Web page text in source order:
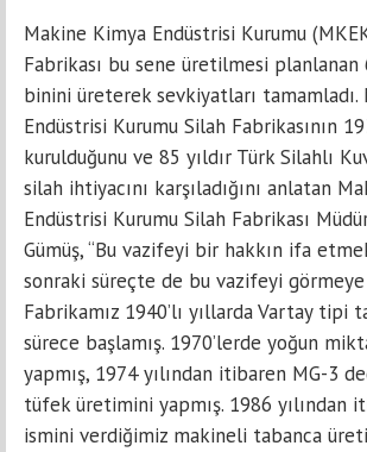
Makine Kimya Endüstrisi Kurumu
Fabrikası bu sene üretilmesi planlanan
binini üreterek sevkiyatları tamamladı.
Endüstrisi Kurumu Silah Fabrikasının
kurulduğunu ve 85 yıldır Türk Silahlı
silah ihtiyacını karşıladığını anlatan
Endüstrisi Kurumu Silah Fabrikası
Gümüş, “Bu vazifeyi bir hakkın ifa
sonraki süreçte de bu vazifeyi
Fabrikamız 1940’lı yıllarda Vartay tipi
sürece başlamış. 1970’lerde yoğun
yapmış, 1974 yılından itibaren MG-3
tüfek üretimini yapmış. 1986 yılından
ismini verdiğimiz makineli tabanca